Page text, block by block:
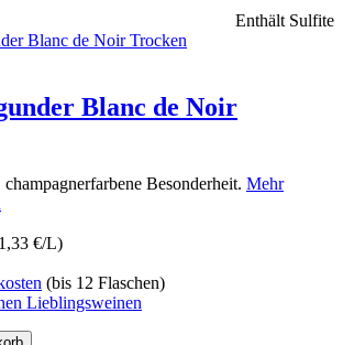
Enthält Sulfite
Blanc de Noir
champagnerfarbene Besonderheit. Mehr
€/L)
(bis 12 Flaschen)
Lieblingsweinen